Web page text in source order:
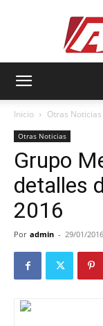
Inicio Otras Noticias
Otras Noticias
Grupo
detalles
2016
Por admin - 29/01/2016